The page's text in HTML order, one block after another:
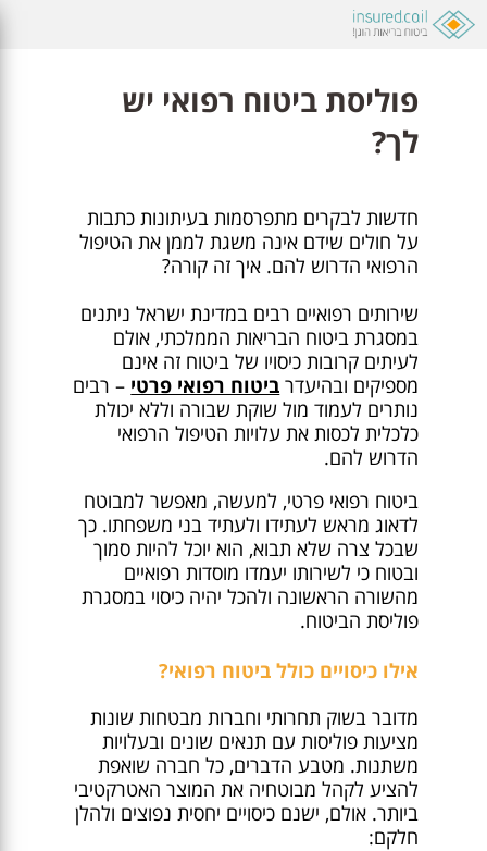
פוליסת ביטוח רפואי יש
לך?
חדשות לבקרים מתפרסמות בעיתונות כתבות
על חולים שידם אינה משגת לממן את הטיפול
הרפואי הדרוש להם. איך זה קורה?
שירותים רפואיים רבים במדינת ישראל ניתנים
במסגרת ביטוח הבריאות הממלכתי, אולם
לעיתים קרובות כיסויו של ביטוח זה אינם
מספיקים ובהיעדר ביטוח רפואי פרטי – רבים
נותרים לעמוד מול שוקת שבורה וללא יכולת
כלכלית לכסות את עלויות הטיפול הרפואי
הדרוש להם.
ביטוח רפואי פרטי, למעשה, מאפשר למבוטח
לדאוג מראש לעתידו ולעתיד בני משפחתו. כך
שבכל צרה שלא תבוא, הוא יוכל להיות סמוך
ובטוח כי לשירותו יעמדו מוסדות רפואיים
מהשורה הראשונה ולהכל יהיה כיסוי במסגרת
פוליסת הביטוח.
אילו כיסויים כולל ביטוח רפואי?
מדובר בשוק תחרותי וחברות מבטחות שונות
מציעות פוליסות עם תנאים שונים ובעלויות
משתנות. מטבע הדברים, כל חברה שואפת
להציע לקהל מבוטחיה את המוצר האטרקטיבי
ביותר. אולם, ישנם כיסויים יחסית נפוצים ולהלן
חלקם: